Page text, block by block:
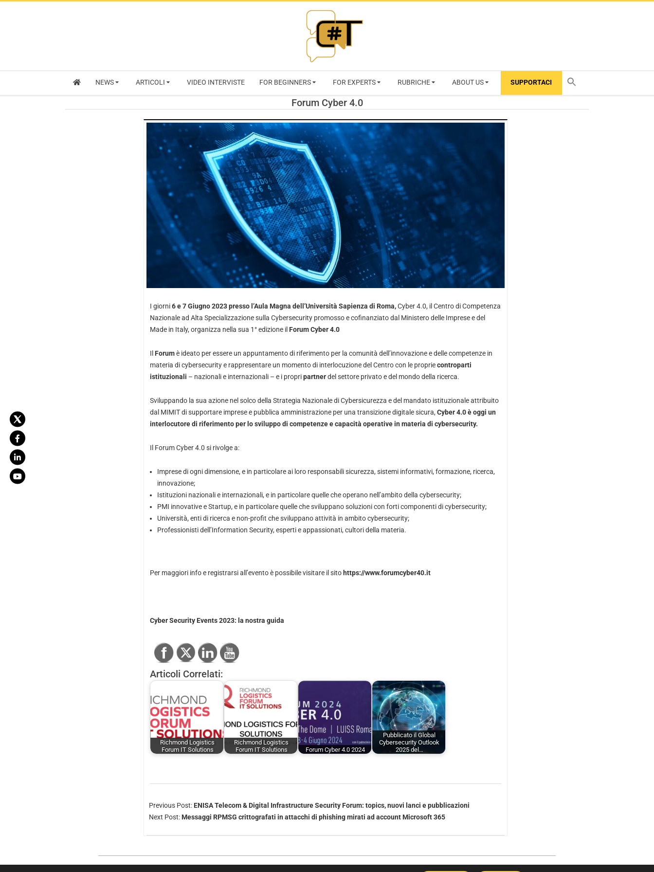
RIVISTA
CYBERSECURITY
TRENDS
NEWS ARTICOLI VIDEO INTERVISTE FOR BEGINNERS FOR EXPERTS RUBRICHE ABOUT US SUPPORTACI
Forum Cyber 4.0
I giorni6 e 7 Giugno 2023 presso l’Aula Magna dell’Università Sapienza di Roma,Cyber 4.0, il Centro di Competenza
Nazionale ad Alta Specializzazione sulla Cybersecurity promosso e cofinanziato dal Ministero delle Imprese e del
Made in Italy, organizza nella sua 1° edizione il Forum Cyber 4.0
Il Forumè ideato per essere un appuntamento di riferimento per la comunità dell’innovazione e delle competenze in
materia di cybersecurity e rappresentare un momento di interlocuzione del Centro con le propriecontroparti
istituzionali – nazionali e internazionali – e i propripartnerdel settore privato e del mondo della ricerca.
Sviluppando la sua azione nel solco della Strategia Nazionale di Cybersicurezza e del mandato istituzionale attribuito
dal MIMIT di supportare imprese e pubblica amministrazione per una transizione digitale sicura, Cyber 4.0 è oggi un
interlocutore di riferimento per lo sviluppo di competenze e capacità operative in materia di cybersecurity.
Il Forum Cyber 4.0 si rivolge a:
Imprese di ogni dimensione, e in particolare ai loro responsabili sicurezza, sistemi informativi, formazione, ricerca,
innovazione;
Istituzioni nazionali e internazionali, e in particolare quelle che operano nell’ambito della cybersecurity;
PMI innovative e Startup, e in particolare quelle che sviluppano soluzioni con forti componenti di cybersecurity;
Università, enti di ricerca e non-profit che sviluppano attività in ambito cybersecurity;
Professionisti dell’Information Security, esperti e appassionati, cultori della materia.
Per maggiori info e registrarsi all’evento è possibile visitare il sito https://www.forumcyber40.it
Cyber Security Events 2023: la nostra guida
Articoli Correlati:
Richmond Logistics
Forum IT Solutions
Richmond Logistics
Forum IT Solutions
Forum Cyber 4.0 2024
Pubblicato il Global
Cybersecurity Outlook
2025 del…
Previous Post: ENISA Telecom & Digital Infrastructure Security Forum: topics, nuovi lanci e pubblicazioni
Next Post: Messaggi RPMSG crittografati in attacchi di phishing mirati ad account Microsoft 365